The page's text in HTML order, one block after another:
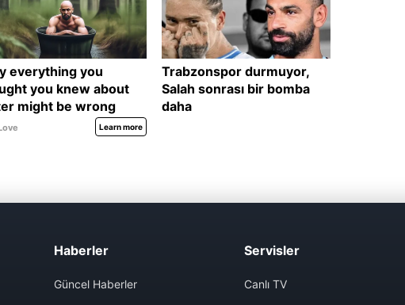
Haberler
Güncel Haberler
Servisler
Canlı TV